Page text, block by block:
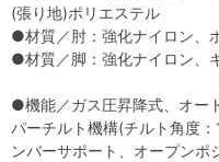
(張り地)ポリエステル
●材質／肘：強化ナイロン、
●材質／脚：強化ナイロン、
●機能／ガス圧昇降式、オー
パーチルト機構(チルト角度
ンバーサポート、オープンポ